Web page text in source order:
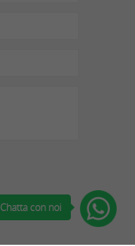
Chatta con noi